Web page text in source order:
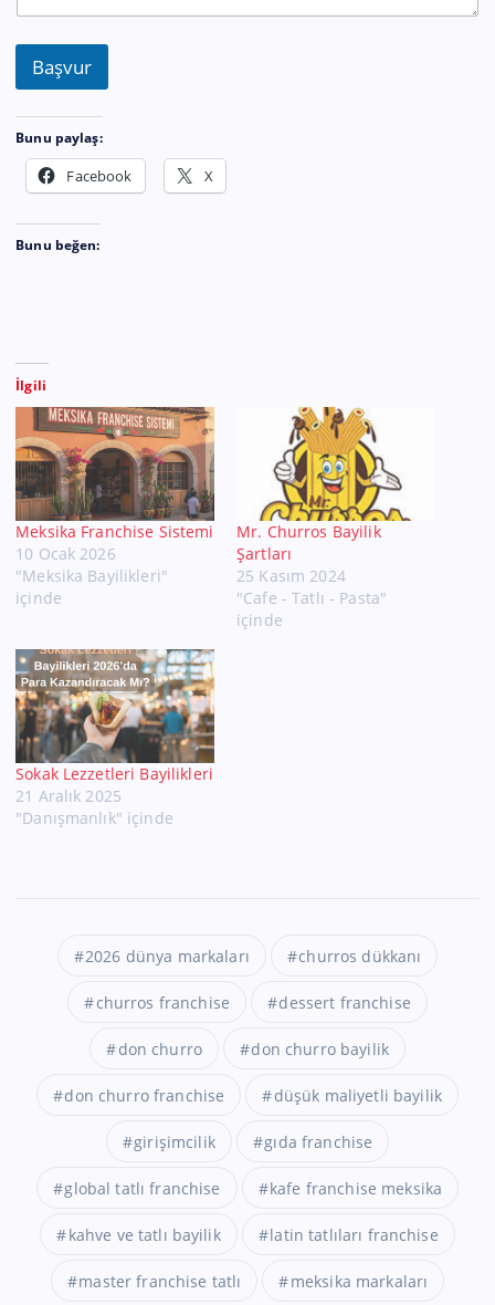
Başvur
Bunu paylaş:
Facebook X
Bunu beğen:
İlgili
Meksika Franchise Sistemi
10 Ocak 2026
"Meksika Bayilikleri"
içinde
Mr. Churros Bayilik
Şartları
25 Kasım 2024
"Cafe - Tatlı - Pasta"
içinde
Sokak Lezzetleri Bayilikleri
21 Aralık 2025
"Danışmanlık" içinde
2026 dünya markaları churros dükkanı
churros franchise dessert franchise
don churro don churro bayilik
don churro franchise düşük maliyetli bayilik
girişimcilik gıda franchise
global tatlı franchise kafe franchise meksika
kahve ve tatlı bayilik latin tatlıları franchise
master franchise tatlı meksika markaları